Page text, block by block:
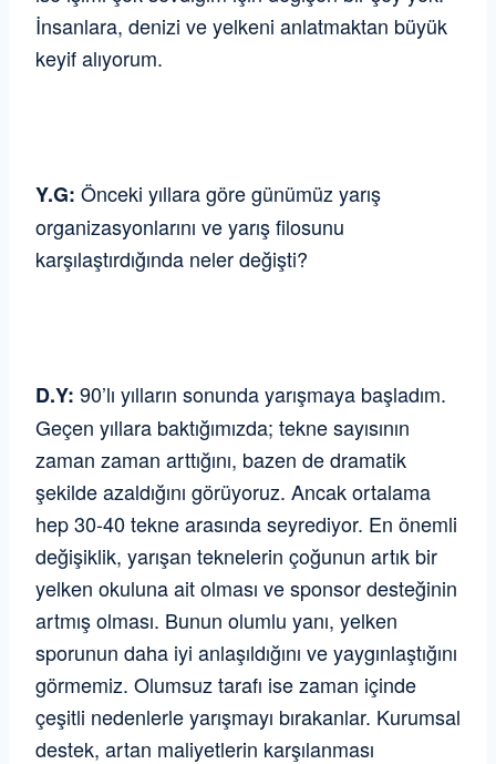
İnsanlara, denizi ve yelkeni anlatmaktan büyük
keyif alıyorum.
Y.G: Önceki yıllara göre günümüz yarış
organizasyonlarını ve yarış filosunu
karşılaştırdığında neler değişti?
D.Y: 90’lı yılların sonunda yarışmaya başladım.
Geçen yıllara baktığımızda; tekne sayısının
zaman zaman arttığını, bazen de dramatik
şekilde azaldığını görüyoruz. Ancak ortalama
hep 30-40 tekne arasında seyrediyor. En önemli
değişiklik, yarışan teknelerin çoğunun artık bir
yelken okuluna ait olması ve sponsor desteğinin
artmış olması. Bunun olumlu yanı, yelken
sporunun daha iyi anlaşıldığını ve yaygınlaştığını
görmemiz. Olumsuz tarafı ise zaman içinde
çeşitli nedenlerle yarışmayı bırakanlar. Kurumsal
destek, artan maliyetlerin karşılanması